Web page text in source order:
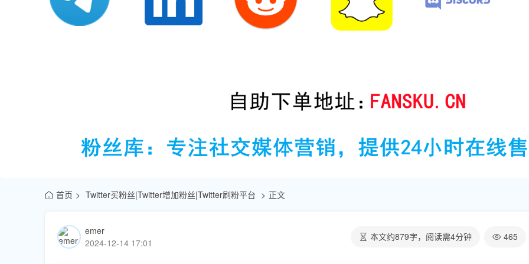
首页 Twitter买粉丝|Twitter增加粉丝|Twitter刷粉平台 正文
emer
2024-12-14 17:01
本文约879字，阅读需4分钟 465